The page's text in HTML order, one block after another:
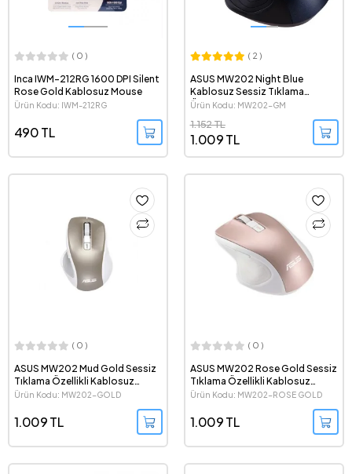
( 0 )
Inca IWM-212RG 1600 DPI Silent
Rose Gold Kablosuz Mouse
Ürün Kodu: IWM-212RG
490 TL
( 2 )
ASUS MW202 Night Blue
Kablosuz Sessiz Tıklama
Özellikli Mouse
Ürün Kodu: MW202-GM
1.009 TL
1.152 TL
( 0 )
ASUS MW202 Mud Gold Sessiz
Tıklama Özellikli Kablosuz
Optik Mouse
Ürün Kodu: MW202-GOLD
1.009 TL
( 0 )
ASUS MW202 Rose Gold Sessiz
Tıklama Özellikli Kablosuz
Optik Mouse
Ürün Kodu: MW202-ROSE GOLD
1.009 TL